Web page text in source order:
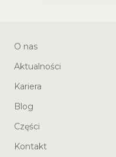
O nas
Aktualności
Kariera
Blog
Części
Kontakt